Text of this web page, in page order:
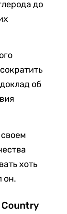
до
доклад об
хоть
он.